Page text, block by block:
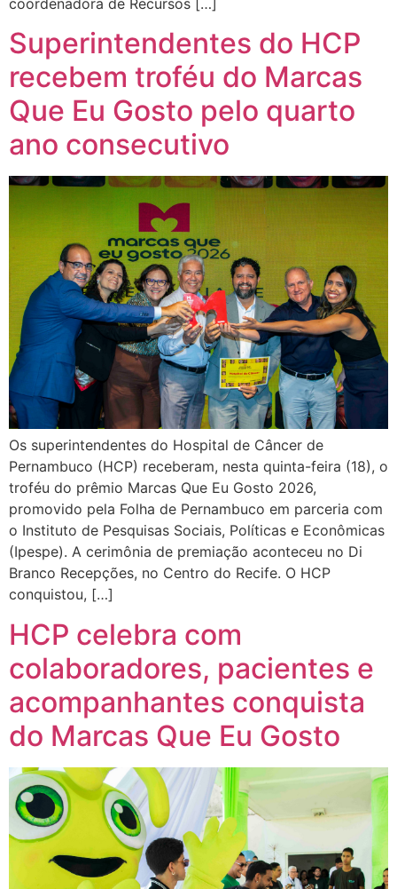
Superintendentes do HCP
recebem troféu do Marcas
Que Eu Gosto pelo quarto
ano consecutivo
Os superintendentes do Hospital de Câncer de
Pernambuco (HCP) receberam, nesta quinta-feira (18), o
troféu do prêmio Marcas Que Eu Gosto 2026,
promovido pela Folha de Pernambuco em parceria com
o Instituto de Pesquisas Sociais, Políticas e Econômicas
(Ipespe). A cerimônia de premiação aconteceu no Di
Branco Recepções, no Centro do Recife. O HCP
conquistou, […]
HCP celebra com
colaboradores, pacientes e
acompanhantes conquista
do Marcas Que Eu Gosto